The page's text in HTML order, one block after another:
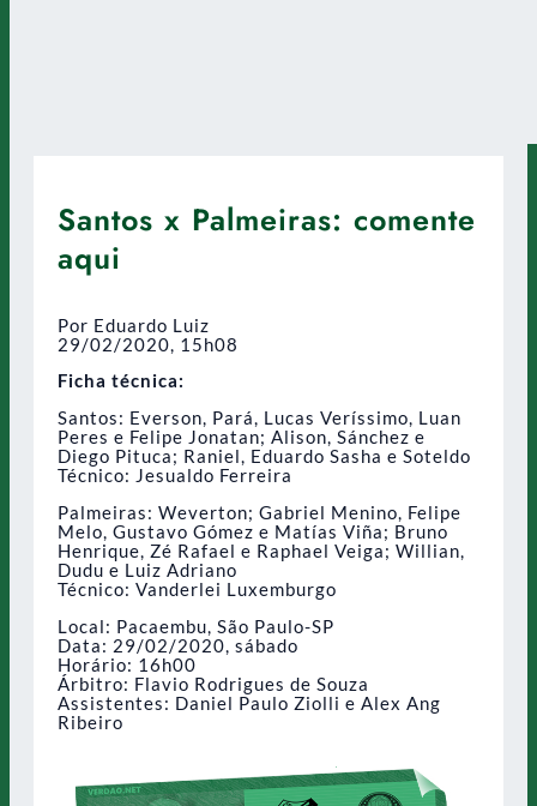
Santos x Palmeiras: comente
aqui
Por Eduardo Luiz
29/02/2020, 15h08
Ficha técnica:
Santos: Everson, Pará, Lucas Veríssimo, Luan
Peres e Felipe Jonatan; Alison, Sánchez e
Diego Pituca; Raniel, Eduardo Sasha e Soteldo
Técnico: Jesualdo Ferreira
Palmeiras: Weverton; Gabriel Menino, Felipe
Melo, Gustavo Gómez e Matías Viña; Bruno
Henrique, Zé Rafael e Raphael Veiga; Willian,
Dudu e Luiz Adriano
Técnico: Vanderlei Luxemburgo
Local: Pacaembu, São Paulo-SP
Data: 29/02/2020, sábado
Horário: 16h00
Árbitro: Flavio Rodrigues de Souza
Assistentes: Daniel Paulo Ziolli e Alex Ang
Ribeiro